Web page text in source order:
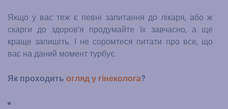
Якщо у вас теж є певні запитання до лікаря, або ж
скарги до здоров’я продумайте їх завчасно, а ще
краще запишіть. І не соромтеся питати про все, що
вас на даний момент турбує.
Як проходить огляд у гінеколога?